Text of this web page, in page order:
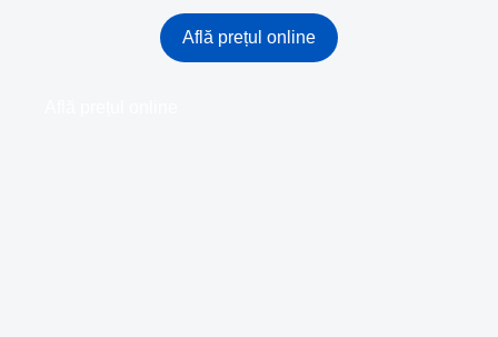
Află prețul online